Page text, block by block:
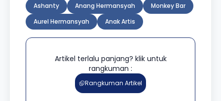
Ashanty Anang Hermansyah
Monkey Bar
Aurel Hermansyah
Anak Artis
Artikel terlalu panjang? klik untuk
rangkuman :
Rangkuman Artikel